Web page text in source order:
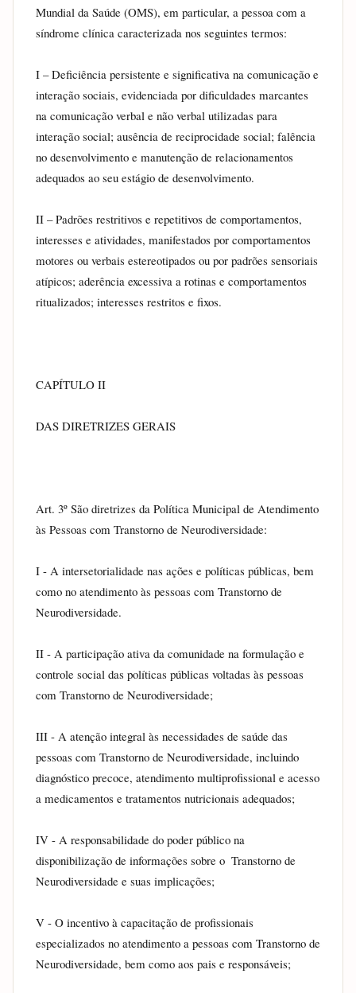
Mundial da Saúde (OMS), em particular, a pessoa com a
síndrome clínica caracterizada nos seguintes termos:
I – Deficiência persistente e significativa na comunicação e
interação sociais, evidenciada por dificuldades marcantes
na comunicação verbal e não verbal utilizadas para
interação social; ausência de reciprocidade social; falência
no desenvolvimento e manutenção de relacionamentos
adequados ao seu estágio de desenvolvimento.
II – Padrões restritivos e repetitivos de comportamentos,
interesses e atividades, manifestados por comportamentos
motores ou verbais estereotipados ou por padrões sensoriais
atípicos; aderência excessiva a rotinas e comportamentos
ritualizados; interesses restritos e fixos.
CAPÍTULO II
DAS DIRETRIZES GERAIS
Art. 3º São diretrizes da Política Municipal de Atendimento
às Pessoas com Transtorno de Neurodiversidade:
I - A intersetorialidade nas ações e políticas públicas, bem
como no atendimento às pessoas com Transtorno de
Neurodiversidade.
II - A participação ativa da comunidade na formulação e
controle social das políticas públicas voltadas às pessoas
com Transtorno de Neurodiversidade;
III - A atenção integral às necessidades de saúde das
pessoas com Transtorno de Neurodiversidade, incluindo
diagnóstico precoce, atendimento multiprofissional e acesso
a medicamentos e tratamentos nutricionais adequados;
IV - A responsabilidade do poder público na
disponibilização de informações sobre o  Transtorno de
Neurodiversidade e suas implicações;
V - O incentivo à capacitação de profissionais
especializados no atendimento a pessoas com Transtorno de
Neurodiversidade, bem como aos pais e responsáveis;